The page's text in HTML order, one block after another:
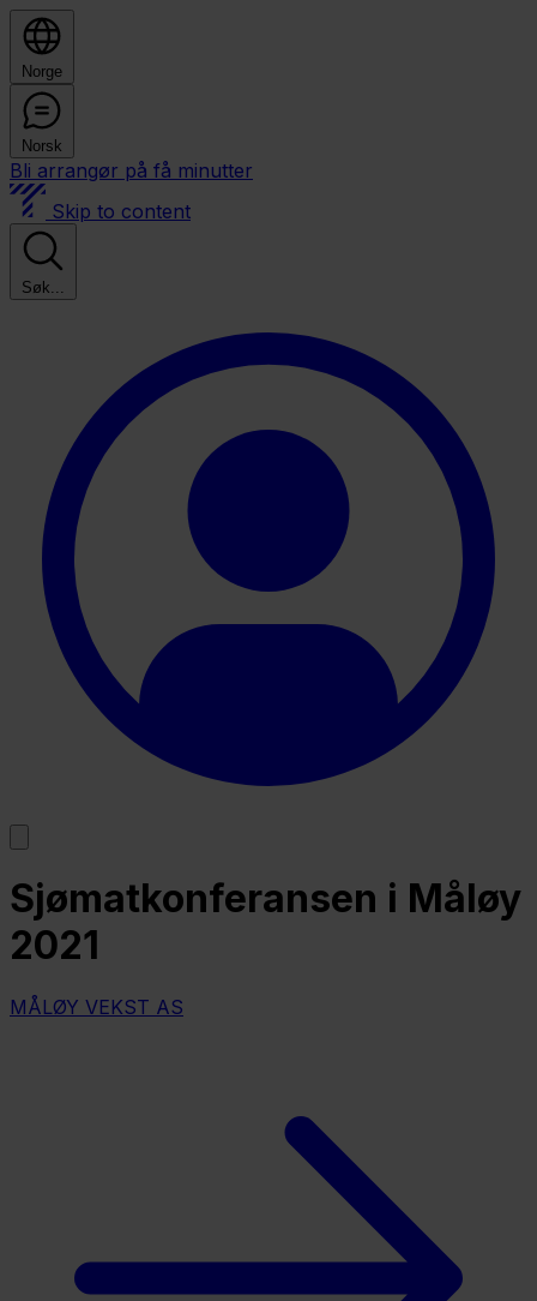
Norge
Norsk
Bli arrangør på få minutter
Skip to content
Søk...
Sjømatkonferansen i Måløy
2021
MÅLØY VEKST AS